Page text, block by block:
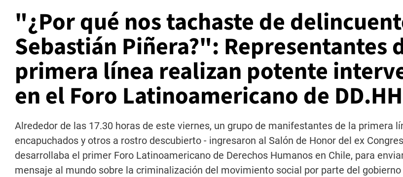
"¿Por qué nos tachaste de
Sebastián Piñera?": Representantes
primera línea realizan potente
en el Foro Latinoamericano de
Alrededor de las 17.30 horas de este viernes, un grupo de manifestantes de la primera
encapuchados y otros a rostro descubierto - ingresaron al Salón de Honor del ex
desarrollaba el primer Foro Latinoamericano de Derechos Humanos en Chile, para
mensaje al mundo sobre la criminalización del movimiento social por parte del gobierno